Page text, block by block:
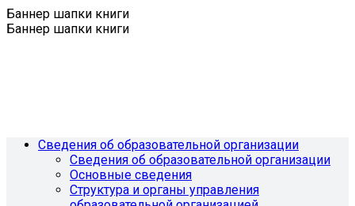
Баннер шапки книги
Баннер шапки книги
Сведения об образовательной организации
Сведения об образовательной организации
Основные сведения
Структура и органы управления